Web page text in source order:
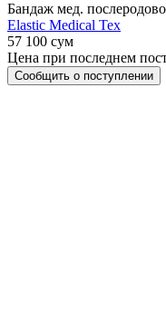
Бандаж мед.
Elastic Medical Tex
57 100 сум
Цена при последнем
Сообщить о поступлении